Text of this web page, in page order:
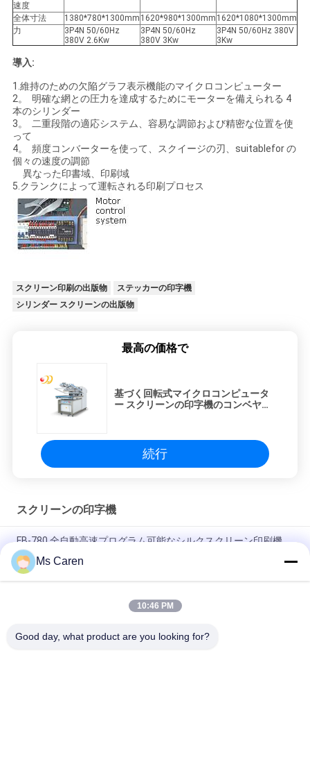
引
用
を
要
求
し
な
さ
い
地
POLICY
速度
全体寸法 1380*780*1300mm 1620*980*1300mm 1620*1080*1300mm
力
3P4N 50/60Hz
380V 2.6Kw
3P4N 50/60Hz
380V 3Kw
3P4N 50/60Hz 380V
3Kw
導入:
1.維持のための欠陥グラフ表示機能のマイクロコンピューター
2。 明確な網との圧力を達成するためにモーターを備えられる 4
本のシリンダー
3。 二重段階の適応システム、容易な調節および精密な位置を使
って
4。 頻度コンバーターを使って、スクイージの刃、suitablefor の
個々の速度の調節
異なった印書域、印刷域
5.クランクによって運転される印刷プロセス
スクリーン印刷の出版物
ステッカーの印字機
シリンダー スクリーンの出版物
最高の価格で
基づく回転式マイクロコンピュータ
ー スクリーンの印字機のコンベヤー
続行
スクリーンの印字機
FB-780 全自動高速プログラム可能なシルクスクリーン印刷機
GJ6040 Single Color Automatic Silk Screen Printing Scraper
Machine with 400x600mm Print Area for Paper Industry Use
PRY-800A 全自動スポットUV固化停止シリンダー シルクスクリ
Ms Caren
10:46 PM
Good day, what product are you looking for?